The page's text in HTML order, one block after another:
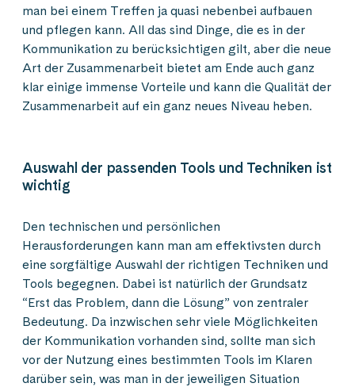
man bei einem Treffen ja quasi nebenbei aufbauen
und pflegen kann. All das sind Dinge, die es in der
Kommunikation zu berücksichtigen gilt, aber die neue
Art der Zusammenarbeit bietet am Ende auch ganz
klar einige immense Vorteile und kann die Qualität der
Zusammenarbeit auf ein ganz neues Niveau heben.
Auswahl der passenden Tools und Techniken ist
wichtig
Den technischen und persönlichen
Herausforderungen kann man am effektivsten durch
eine sorgfältige Auswahl der richtigen Techniken und
Tools begegnen. Dabei ist natürlich der Grundsatz
“Erst das Problem, dann die Lösung” von zentraler
Bedeutung. Da inzwischen sehr viele Möglichkeiten
der Kommunikation vorhanden sind, sollte man sich
vor der Nutzung eines bestimmten Tools im Klaren
darüber sein, was man in der jeweiligen Situation